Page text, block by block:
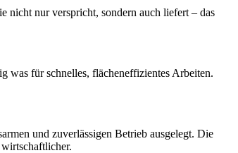
nicht nur verspricht, sondern auch liefert – das
was für schnelles, flächeneffizientes Arbeiten.
und zuverlässigen Betrieb ausgelegt. Die